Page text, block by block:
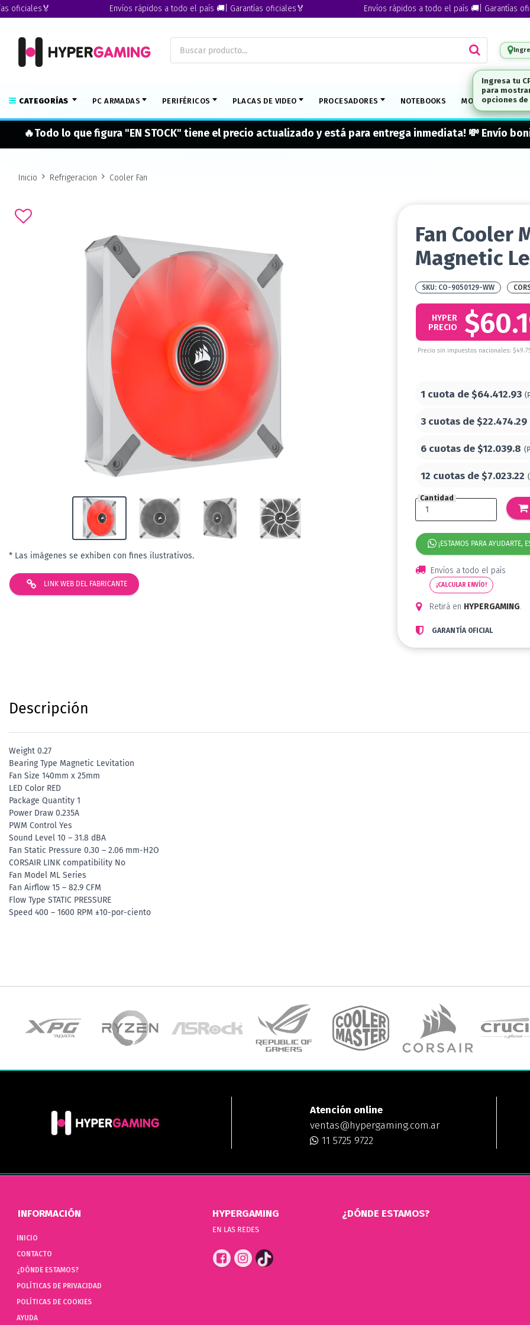
Envíos rápidos a todo el país 🚚| Garantías oficiales🏅 Envíos rápidos a todo el país 🚚| Garantías
CATEGORÍAS PC ARMADAS PERIFÉRICOS PLACAS DE VIDEO PROCESADORES NOTEBOOKS MONITORES
🔥Todo lo que figura "EN STOCK" tiene el precio actualizado y está para entrega inmediata! 💸 Envío
Inicio Refrigeracion Cooler Fan
* Las imágenes se exhiben con fines ilustrativos.
LINK WEB DEL FABRICANTE
Fan Cooler
Magnetic
CO-9050129-WW
HYPER
PRECIO
Precio sin impuestos nacionales:
1 cuota de$64.412.93
3 cuotas de$22.474.29
6 cuotas de$12.039.8
12 cuotas de$7.023.22
Cantidad
¡ESTAMOS PARA AYUDARTE,
Envíos a todo el país
¡CALCULAR ENVÍO!
Retirá en HYPERGAMING.
GARANTÍA OFICIAL
Descripción
Weight 0.27
Bearing Type Magnetic Levitation
Fan Size 140mm x 25mm
LED Color RED
Package Quantity 1
Power Draw 0.235A
PWM Control Yes
Sound Level 10 – 31.8 dBA
Fan Static Pressure 0.30 – 2.06 mm-H2O
CORSAIR LINK compatibility No
Fan Model ML Series
Fan Airflow 15 – 82.9 CFM
Flow Type STATIC PRESSURE
Speed 400 – 1600 RPM ±10-por-ciento
Atención online
ventas@hypergaming.com.ar
11 5725 9722
INFORMACIÓN
INICIO
CONTACTO
¿DÓNDE ESTAMOS?
POLÍTICAS DE PRIVACIDAD
POLÍTICAS DE COOKIES
AYUDA
HYPERGAMING
EN LAS REDES
¿DÓNDE ESTAMOS?